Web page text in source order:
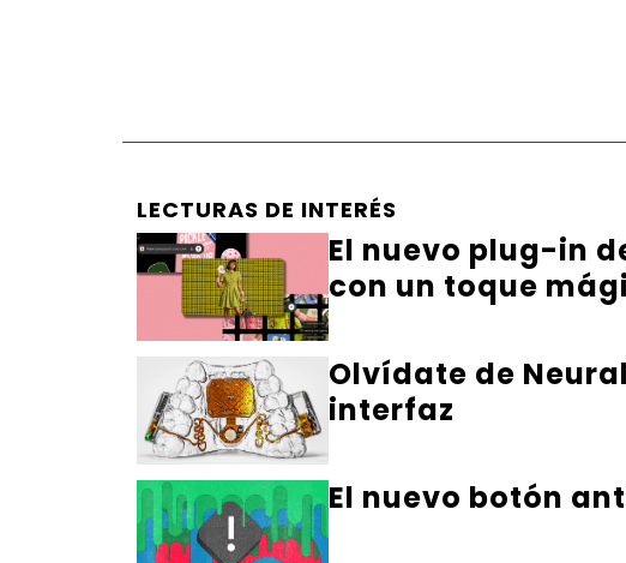
LECTURAS DE INTERÉS
El nuevo plug-in
con un toque
Olvídate de
interfaz
El nuevo botón